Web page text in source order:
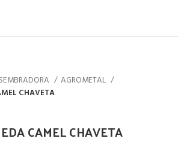
AGROMETAL
CHAVETA
CAMEL CHAVETA